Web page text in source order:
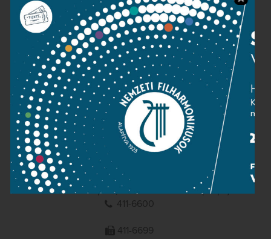
Sajtószoba
Adatvédelem
Impresszum
NEMZETI
FILHARMONIKUSOK
1095 Budapest, Komor Marcell u. 1. (Müpa)
411-6600
411-6699